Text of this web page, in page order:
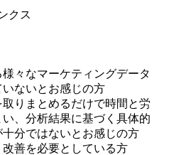
クス
々なマーケティングデータ
ないとお感じの方
りまとめるだけで時間と労
、分析結果に基づく具体的
分ではないとお感じの方
善を必要としている方